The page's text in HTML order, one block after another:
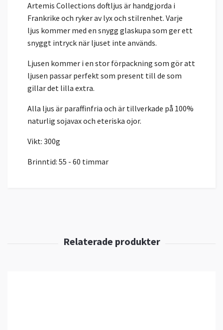
Artemis Collections doftljus är handgjorda i
Frankrike och ryker av lyx och stilrenhet. Varje
ljus kommer med en snygg glaskupa som ger ett
snyggt intryck när ljuset inte används.
Ljusen kommer i en stor förpackning som gör att
ljusen passar perfekt som present till de som
gillar det lilla extra.
Alla ljus är paraffinfria och är tillverkade på 100%
naturlig sojavax och eteriska ojor.
Vikt: 300g
Brinntid: 55 - 60 timmar